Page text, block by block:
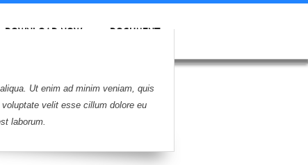
DOWNLOAD NOW DOCUMENT
Ut enim ad minim veniam, quis
velit esse cillum dolore eu
laborum.